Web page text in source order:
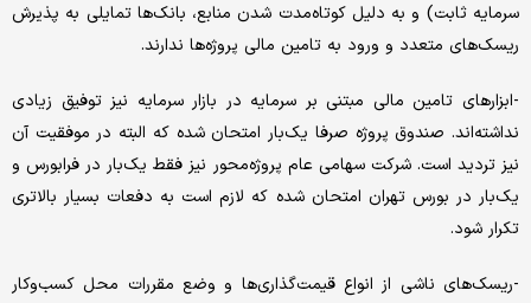
سرمایه ثابت) و به دلیل کوتاه‌‌‌مدت شدن منابع، بانک‌ها تمایلی به پذیرش
ریسک‌‌‌های متعدد و ورود به تامین مالی پروژه‌‌‌ها ندارند.
-ابزارهای تامین مالی مبتنی بر سرمایه در بازار سرمایه نیز توفیق زیادی
نداشته‌‌‌اند. صندوق پروژه صرفا یک‌بار امتحان شده که البته در موفقیت آن
نیز تردید است. شرکت سهامی عام پروژه‌محور نیز فقط یک‌بار در فرابورس و
یک‌بار در بورس تهران امتحان شده که لازم است به دفعات بسیار بالاتری
تکرار شود.
-ریسک‌‌‌های ناشی از انواع قیمت‌گذاری‌‌‌ها و وضع مقررات محل کسب‌وکار